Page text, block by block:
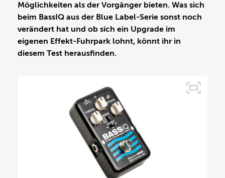
Möglichkeiten als der Vorgänger bieten. Was sich
beim BassIQ aus der Blue Label-Serie sonst noch
verändert hat und ob sich ein Upgrade im
eigenen Effekt-Fuhrpark lohnt, könnt ihr in
diesem Test herausfinden.